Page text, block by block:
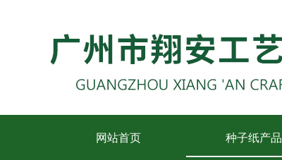
网站首页 种子纸产品